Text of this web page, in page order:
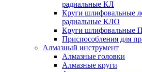
радиальные КЛ
Круги шлифовальные
радиальные КЛО
Круги шлифовальные
Приспособления для
Алмазный инструмент
Алмазные головки
Алмазные круги